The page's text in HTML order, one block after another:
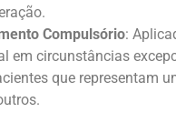
Compulsório:
em circunstâncias
que representam